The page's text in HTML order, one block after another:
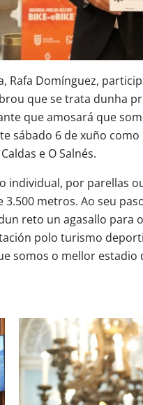
Domínguez,
que se trata dunha
que amosará que
sábado 6 de xuño
e O Salnés.
individual, por
metros. Ao seu
reto un agasallo
polo turismo
somos o mellor